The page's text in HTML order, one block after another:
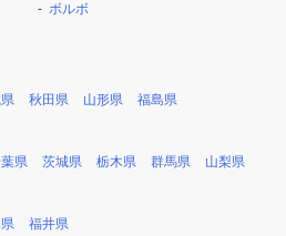
ボルボ
秋田県 山形県 福島県
県 茨城県 栃木県 群馬県 山梨県
福井県